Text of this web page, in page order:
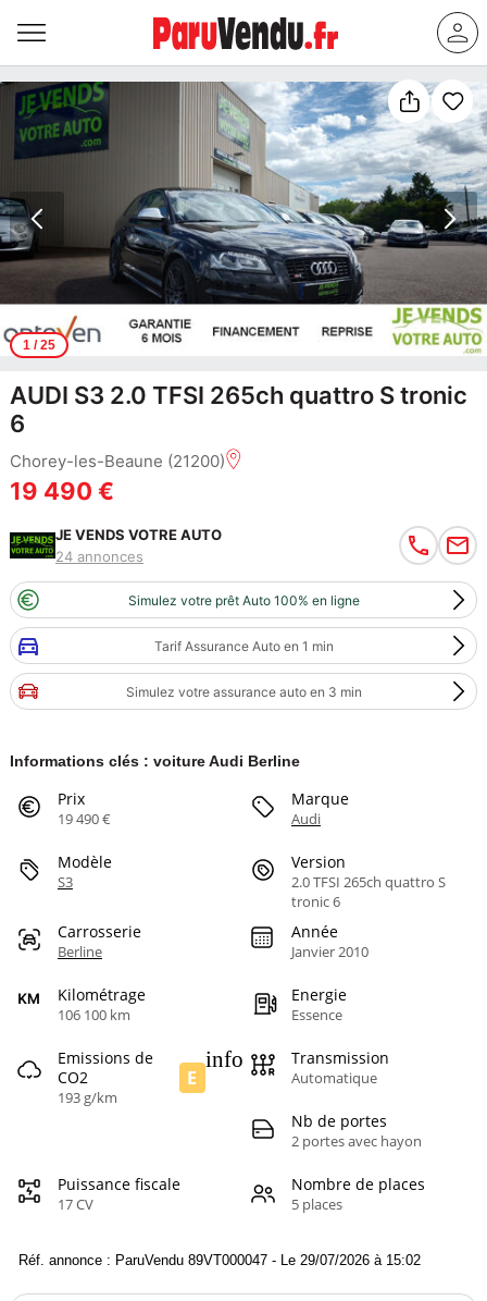
1/ 25
AUDI S3 2.0 TFSI 265ch quattro S tronic
6
Chorey-les-Beaune (21200)
19 490 €
JE VENDS VOTRE AUTO
24 annonces
Simulez votre prêt Auto 100% en ligne
Tarif Assurance Auto en 1 min
Simulez votre assurance auto en 3 min
Informations clés : voiture Audi Berline
Prix
19 490 €
Marque
Audi
Modèle
S3
Version
2.0 TFSI 265ch quattro S
tronic 6
Carrosserie
Berline
Année
Janvier 2010
Kilométrage
106 100 km
Energie
Essence
Emissions de
CO2
193 g/km
E
info Transmission
Automatique
Nb de portes
2 portes avec hayon
Puissance fiscale
17 CV
Nombre de places
5 places
Réf. annonce : ParuVendu 89VT000047 - Le 29/07/2026 à 15:02